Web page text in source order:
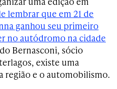
lembrar que em 21 de
ganhou seu primeiro
no autódromo na cidade
Bernasconi, sócio
existe uma
região e o automobilismo.